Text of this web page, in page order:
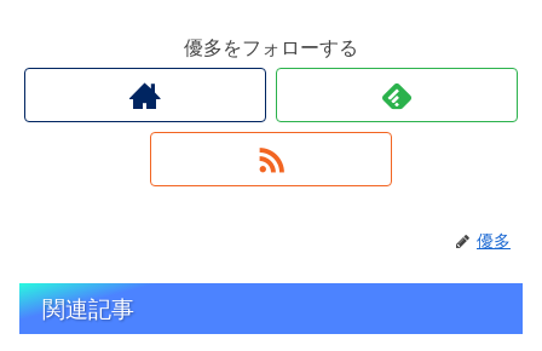
優多をフォローする
優多
関連記事